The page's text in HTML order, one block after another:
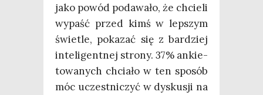
jako powód poda­wa­ło, że chcie­li
wypaść przed kimś w lep­szym
świe­tle, poka­zać się z bar­dziej
inte­li­gent­nej stro­ny. 37% ankie­
to­wa­nych chcia­ło w ten spo­sób
móc uczest­ni­czyć w dys­ku­sji na